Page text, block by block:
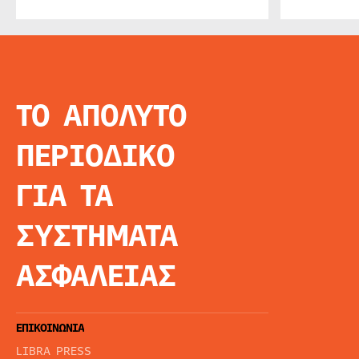
ΤΟ ΑΠΟΛΥΤΟ
ΠΕΡΙΟΔΙΚΟ
ΓΙΑ ΤΑ
ΣΥΣΤΗΜΑΤΑ
ΑΣΦΑΛΕΙΑΣ
ΕΠΙΚΟΙΝΩΝΙΑ
LIBRA PRESS